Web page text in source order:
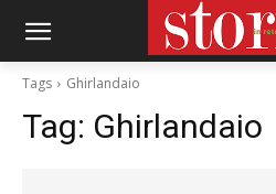
Tags Ghirlandaio
Tag: Ghirlandaio